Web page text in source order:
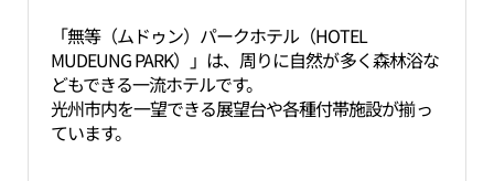
「無等（ムドゥン）パークホテル（HOTEL
MUDEUNG PARK）」は、周りに自然が多く森林浴な
どもできる一流ホテルです。
光州市内を一望できる展望台や各種付帯施設が揃っ
ています。